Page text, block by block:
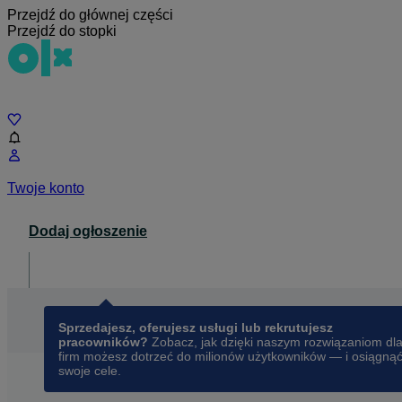
Przejdź do głównej części
Przejdź do stopki
Twoje konto
Dodaj ogłoszenie
Sprzedajesz, oferujesz usługi lub rekrutujesz
pracowników? Zobacz, jak dzięki naszym rozwiązaniom dla
firm możesz dotrzeć do milionów użytkowników — i osiągnąć
swoje cele.